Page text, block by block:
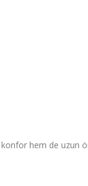
hem de uzun